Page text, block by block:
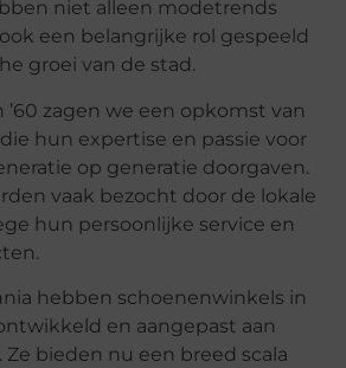
niet alleen modetrends
een belangrijke rol gespeeld
groei van de stad.
’60 zagen we een opkomst van
hun expertise en passie voor
op generatie doorgaven.
vaak bezocht door de lokale
hun persoonlijke service en
hebben schoenenwinkels in
en aangepast aan
bieden nu een breed scala